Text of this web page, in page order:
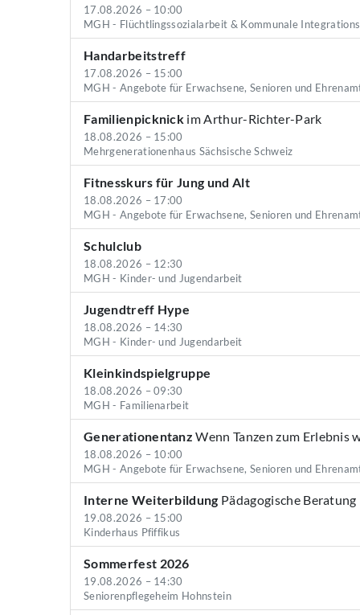
17.08.2026 – 10:00
MGH - Flüchtlingssozialarbeit & Kommunale
Handarbeitstreff
17.08.2026 – 15:00
MGH - Angebote für Erwachsene, Senioren und
Familienpicknick im Arthur-Richter-Park
18.08.2026 – 15:00
Mehrgenerationenhaus Sächsische Schweiz
Fitnesskurs für Jung und Alt
18.08.2026 – 17:00
MGH - Angebote für Erwachsene, Senioren und
Schulclub
18.08.2026 – 12:30
MGH - Kinder- und Jugendarbeit
Jugendtreff Hype
18.08.2026 – 14:30
MGH - Kinder- und Jugendarbeit
Kleinkindspielgruppe
18.08.2026 – 09:30
MGH - Familienarbeit
Generationentanz Wenn Tanzen zum Erlebnis
18.08.2026 – 10:00
MGH - Angebote für Erwachsene, Senioren und
Interne Weiterbildung Pädagogische Beratung
19.08.2026 – 15:00
Kinderhaus Pfiffikus
Sommerfest 2026
19.08.2026 – 14:30
Seniorenpflegeheim Hohnstein